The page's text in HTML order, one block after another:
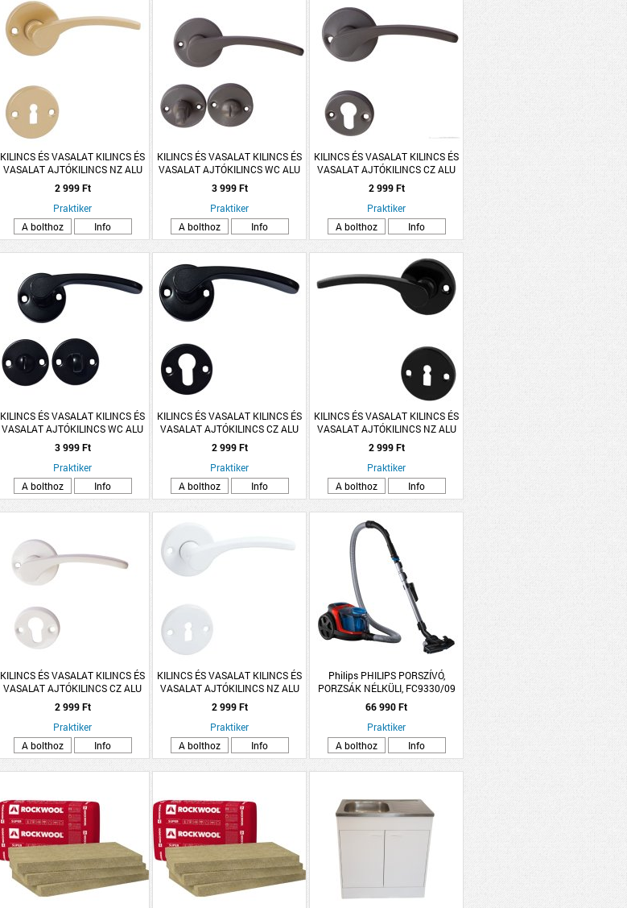
KILINCS ÉS VASALAT KILINCS ÉS
VASALAT AJTÓKILINCS NZ ALU
ARANY LANA ROZETTÁS
2 999 Ft
Praktiker
A bolthoz
Info
KILINCS ÉS VASALAT KILINCS ÉS
VASALAT AJTÓKILINCS WC ALU
SZÜRKE LANA ROZETTÁS
3 999 Ft
Praktiker
A bolthoz
Info
KILINCS ÉS VASALAT KILINCS ÉS
VASALAT AJTÓKILINCS CZ ALU
SZÜRKE LANA ROZETTÁS
2 999 Ft
Praktiker
A bolthoz
Info
KILINCS ÉS VASALAT KILINCS ÉS
VASALAT AJTÓKILINCS WC ALU
FEKETE LANA ROZETTÁS
3 999 Ft
Praktiker
A bolthoz
Info
KILINCS ÉS VASALAT KILINCS ÉS
VASALAT AJTÓKILINCS CZ ALU
FEKETE LANA ROZETTÁS
2 999 Ft
Praktiker
A bolthoz
Info
KILINCS ÉS VASALAT KILINCS ÉS
VASALAT AJTÓKILINCS NZ ALU
FEKETE LANA ROZETTÁS
2 999 Ft
Praktiker
A bolthoz
Info
KILINCS ÉS VASALAT KILINCS ÉS
VASALAT AJTÓKILINCS CZ ALU
FEHÉR LANA ROZETTÁS
2 999 Ft
Praktiker
A bolthoz
Info
KILINCS ÉS VASALAT KILINCS ÉS
VASALAT AJTÓKILINCS NZ ALU
FEHÉR LANA ROZETTÁS
2 999 Ft
Praktiker
A bolthoz
Info
Philips PHILIPS PORSZÍVÓ,
PORZSÁK NÉLKÜLI, FC9330/09
66 990 Ft
Praktiker
A bolthoz
Info